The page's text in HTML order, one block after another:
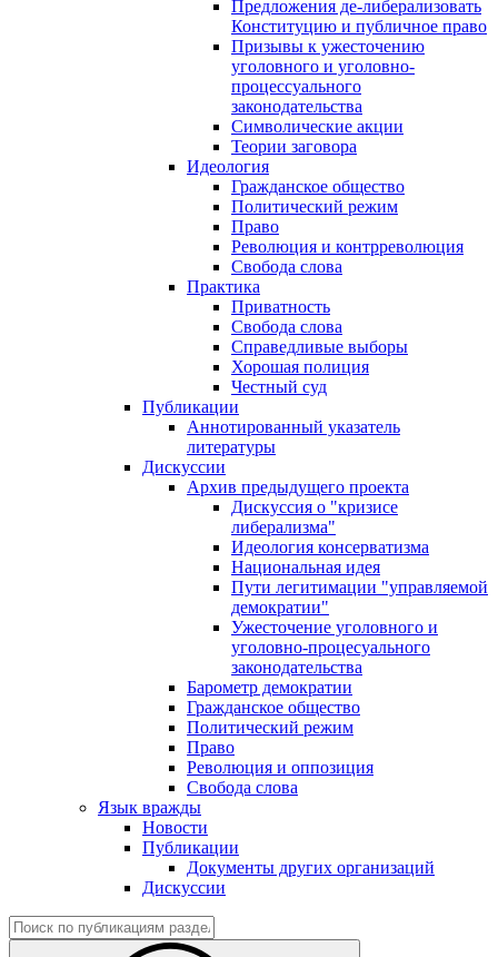
Предложения де-либерализовать
Конституцию и публичное право
Призывы к ужесточению
уголовного и уголовно-
процессуального
законодательства
Символические акции
Теории заговора
Идеология
Гражданское общество
Политический режим
Право
Революция и контрреволюция
Свобода слова
Практика
Приватность
Свобода слова
Справедливые выборы
Хорошая полиция
Честный суд
Публикации
Аннотированный указатель
литературы
Дискуссии
Архив предыдущего проекта
Дискуссия о "кризисе
либерализма"
Идеология консерватизма
Национальная идея
Пути легитимации "управляемой
демократии"
Ужесточение уголовного и
уголовно-процесуального
законодательства
Барометр демократии
Гражданское общество
Политический режим
Право
Революция и оппозиция
Свобода слова
Язык вражды
Новости
Публикации
Документы других организаций
Дискуссии